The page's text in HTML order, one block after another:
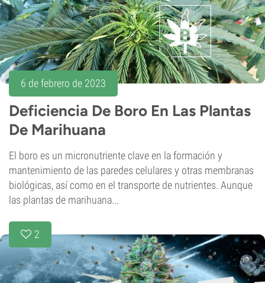
6 de febrero de 2023
Deficiencia De Boro En Las Plantas
De Marihuana
El boro es un micronutriente clave en la formación y
mantenimiento de las paredes celulares y otras membranas
biológicas, así como en el transporte de nutrientes. Aunque
las plantas de marihuana...
2